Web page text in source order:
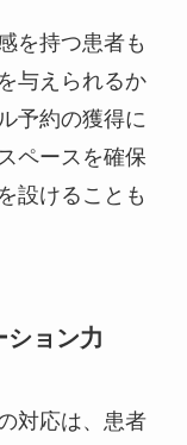
を持つ患者も
与えられるか
予約の獲得に
ペースを確保
設けることも
ション力
対応は、患者